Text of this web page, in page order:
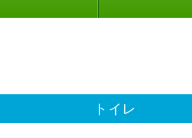
トイレ